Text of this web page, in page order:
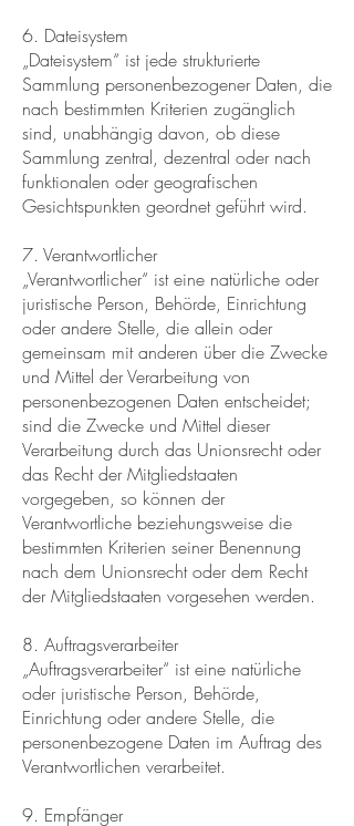
6. Dateisystem
„Dateisystem“ ist jede strukturierte
Sammlung personenbezogener Daten, die
nach bestimmten Kriterien zugänglich
sind, unabhängig davon, ob diese
Sammlung zentral, dezentral oder nach
funktionalen oder geografischen
Gesichtspunkten geordnet geführt wird.
7. Verantwortlicher
„Verantwortlicher“ ist eine natürliche oder
juristische Person, Behörde, Einrichtung
oder andere Stelle, die allein oder
gemeinsam mit anderen über die Zwecke
und Mittel der Verarbeitung von
personenbezogenen Daten entscheidet;
sind die Zwecke und Mittel dieser
Verarbeitung durch das Unionsrecht oder
das Recht der Mitgliedstaaten
vorgegeben, so können der
Verantwortliche beziehungsweise die
bestimmten Kriterien seiner Benennung
nach dem Unionsrecht oder dem Recht
der Mitgliedstaaten vorgesehen werden.
8. Auftragsverarbeiter
„Auftragsverarbeiter“ ist eine natürliche
oder juristische Person, Behörde,
Einrichtung oder andere Stelle, die
personenbezogene Daten im Auftrag des
Verantwortlichen verarbeitet.
9. Empfänger